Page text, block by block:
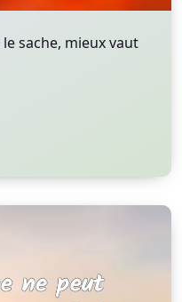
sache, mieux vaut